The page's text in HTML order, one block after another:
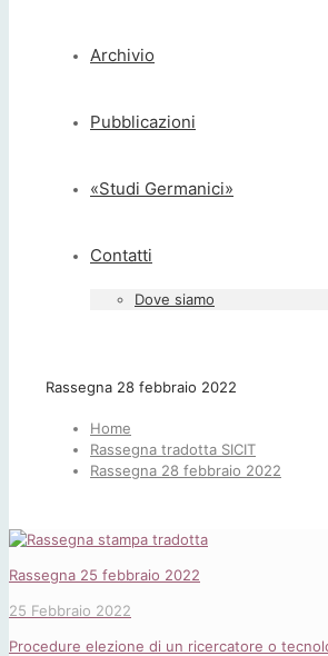
Archivio
Pubblicazioni
«Studi Germanici»
Contatti
Dove siamo
Rassegna 28 febbraio 2022
Home
Rassegna tradotta SICIT
Rassegna 28 febbraio 2022
Rassegna 25 febbraio 2022
25 Febbraio 2022
Procedure elezione di un ricercatore o